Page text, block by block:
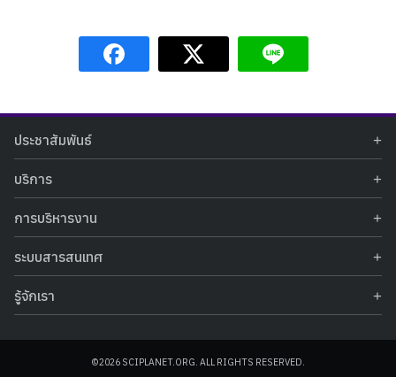
ประชาสัมพันธ์
ข่าวประชาสัมพันธ์
ข่าวกิจกรรม
รางวัลแห่งความภาคภูมิใจ
คำถามที่พบบ่อย
บริการ
ท้องฟ้าจำลอง
นิทรรศการถาวร
ศูนย์สร้างสรรค์เยาวชน
กิจกรรมส่งเสริมการเรียนรู้และบริการการศึกษา
บทความวิชาการ
การบริหารงาน
รายงานผลการดำเนินงาน
คำสั่งมอบหมายปฏิบัติหน้าที่
คู่มือการให้บริการ
ระบบสารสนเทศ
ฐานข้อมูลโครงการประกวดโครงงานวิทยาศาสตร์ สำหรับนักศึกษา กศน.
รายงานผลการดำเนินงานของศูนย์วิทยาศาสตร์เพื่อการศึกษา
รู้จักเรา
ข้อมูลทั่วไป
โครงสร้างองค์กร
©2026 SCIPLANET.ORG. ALL RIGHTS RESERVED.